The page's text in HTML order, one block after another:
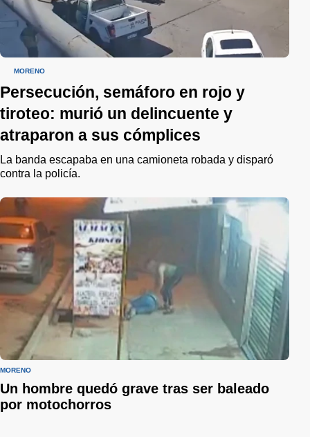
MORENO
Persecución, semáforo en rojo y
tiroteo: murió un delincuente y
atraparon a sus cómplices
La banda escapaba en una camioneta robada y disparó
contra la policía.
MORENO
Un hombre quedó grave tras ser baleado
por motochorros